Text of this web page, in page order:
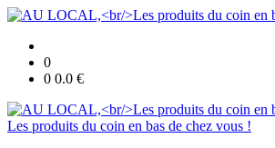
0
0 0.0 €
Les produits du coin en bas de chez vous !